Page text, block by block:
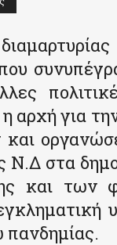
η αρχή για
Ν.Δ στα
και